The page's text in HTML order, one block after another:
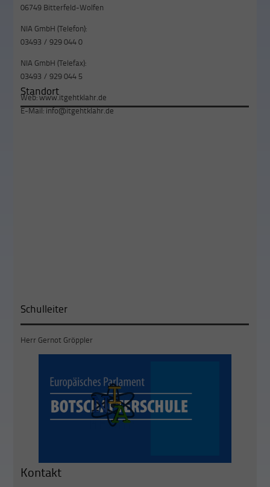
06749 Bitterfeld-Wolfen
NIA GmbH (Telefon):
03493 / 929 044 0
NIA GmbH (Telefax):
03493 / 929 044 5
Web:www.itgehtklahr.de
E-Mail:info@itgehtklahr.de
Standort
Schulleiter
Herr Gernot Gröppler
Kontakt